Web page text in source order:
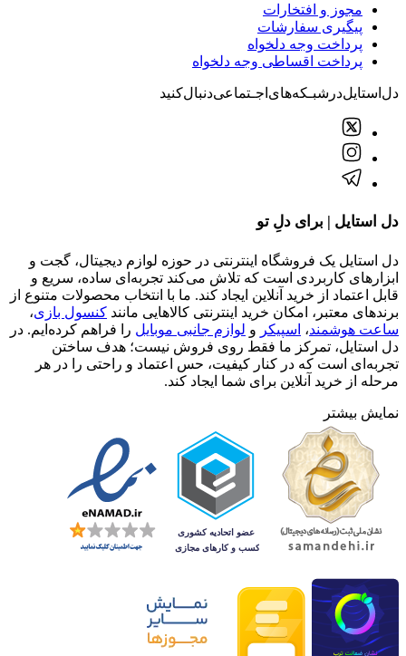
مجوز و افتخارات
پیگیری سفارشات
پرداخت وجه دلخواه
پرداخت اقساطی وجه دلخواه
دل‌استایل‌در‌‌شبـکه‌های‌اجـتماعی‌دنبال‌کنید
دل استایل | برای دلِ تو
دل استایل یک فروشگاه اینترنتی در حوزه لوازم دیجیتال، گجت و
ابزارهای کاربردی است که تلاش می‌کند تجربه‌ای ساده، سریع و
قابل اعتماد از خرید آنلاین ایجاد کند. ما با انتخاب محصولات متنوع از
برندهای معتبر، امکان خرید اینترنتی کالاهایی مانند کنسول بازی،
ساعت هوشمند، اسپیکر و لوازم جانبی موبایل را فراهم کرده‌ایم. در
دل استایل، تمرکز ما فقط روی فروش نیست؛ هدف ساختن
تجربه‌ای است که در کنار کیفیت، حس اعتماد و راحتی را در هر
مرحله از خرید آنلاین برای شما ایجاد کند.
نمایش بیشتر